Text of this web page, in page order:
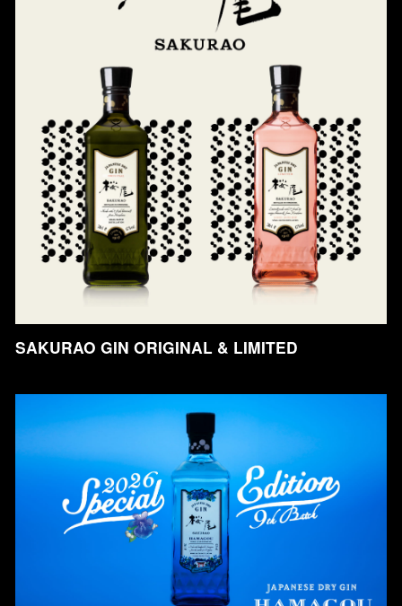
SAKURAO GIN ORIGINAL & LIMITED